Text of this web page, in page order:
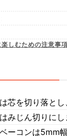
しむための注意事項
芯を切り落と
みじん切りにし
ーコンは5mm